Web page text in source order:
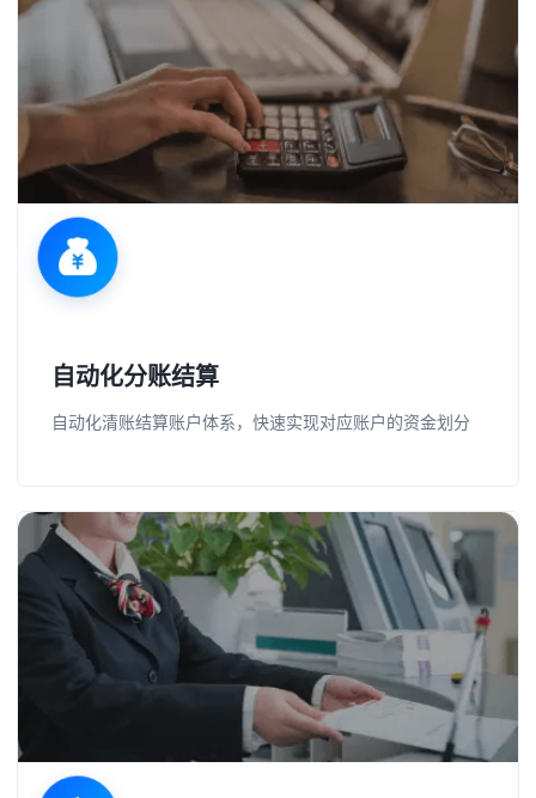
自动化分账结算
自动化清账结算账户体系，快速实现对应账户的资金划分